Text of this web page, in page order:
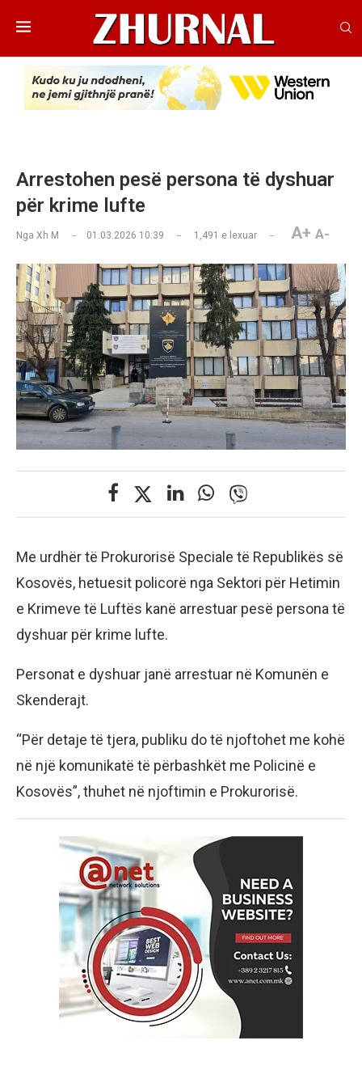
Arrestohen pesë persona të dyshuar
për krime lufte
Nga Xh M 01.03.2026 10:39 1,491 e lexuar A+ A-
Me urdhër të Prokurorisë Speciale të Republikës së
Kosovës, hetuesit policorë nga Sektori për Hetimin
e Krimeve të Luftës kanë arrestuar pesë persona të
dyshuar për krime lufte.
Personat e dyshuar janë arrestuar në Komunën e
Skenderajt.
“Për detaje të tjera, publiku do të njoftohet me kohë
në një komunikatë të përbashkët me Policinë e
Kosovës”, thuhet në njoftimin e Prokurorisë.